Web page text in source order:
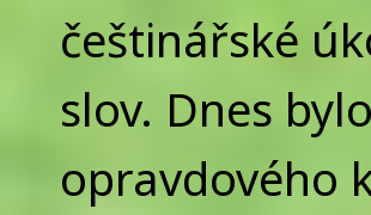
češtinářské
slov. Dnes
opravdového